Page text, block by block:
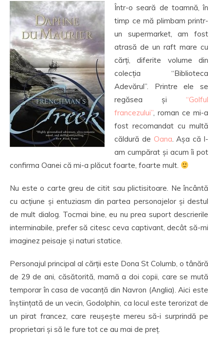
Într-o seară de toamnă, în
timp ce mă plimbam printr-
un supermarket, am fost
atrasă de un raft mare cu
cărți, diferite volume din
colecția “Biblioteca
Adevărul”. Printre ele se
regăsea și “Golful
francezului”, roman ce mi-a
fost recomandat cu multă
căldură de Oana. Așa că l-
am cumpărat și acum îi pot
confirma Oanei că mi-a plăcut foarte, foarte mult.
Nu este o carte greu de citit sau plictisitoare. Ne încântă
cu acțiune și entuziasm din partea personajelor și destul
de mult dialog. Tocmai bine, eu nu prea suport descrierile
interminabile, prefer să citesc ceva captivant, decât să-mi
imaginez peisaje și naturi statice.
Personajul principal al cărții este Dona St Columb, o tânără
de 29 de ani, căsătorită, mamă a doi copii, care se mută
temporar în casa de vacanță din Navron (Anglia). Aici este
înștiințată de un vecin, Godolphin, ca locul este terorizat de
un pirat francez, care reușește mereu să-i surprindă pe
proprietari și să le fure tot ce au mai de preț.